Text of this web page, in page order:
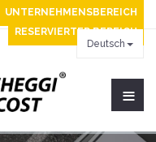
UNTERNEHMENSBEREICH
RESERVIERTER BEREICH
Deutsch
≡